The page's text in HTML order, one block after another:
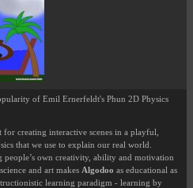
of Emil Ernerfeldt's Phun 2D Physics
creating interactive scenes in a playful,
that we use to explain our real world.
people’s own creativity, ability and motivation
and art makes Algodoo as educational as
learning paradigm - learning by